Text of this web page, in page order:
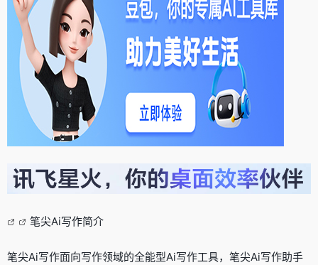
笔尖Ai写作简介
笔尖Ai写作面向写作领域的全能型Ai写作工具，笔尖Ai写作助手